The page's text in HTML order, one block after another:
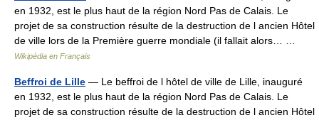
en 1932, est le plus haut de la région Nord Pas de Calais. Le
projet de sa construction résulte de la destruction de l ancien Hôtel
de ville lors de la Première guerre mondiale (il fallait alors… …
Wikipédia en Français
Beffroi de Lille — Le beffroi de l hôtel de ville de Lille, inauguré
en 1932, est le plus haut de la région Nord Pas de Calais. Le
projet de sa construction résulte de la destruction de l ancien Hôtel